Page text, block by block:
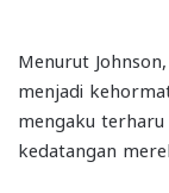
Menurut
menjadi
mengaku
kedatangan